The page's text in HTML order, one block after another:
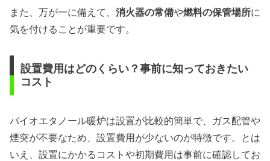
また、万が一に備えて、 消火器の常備や燃料の保管場所に
気を付けることが重要です。
設置費用はどのくらい？事前に知っておきたい
コスト
バイオエタノール暖炉は設置が比較的簡単で、ガス配管や
煙突が不要なため、設置費用が少ないのが特徴です。とは
いえ、設置にかかるコストや初期費用は事前に確認してお